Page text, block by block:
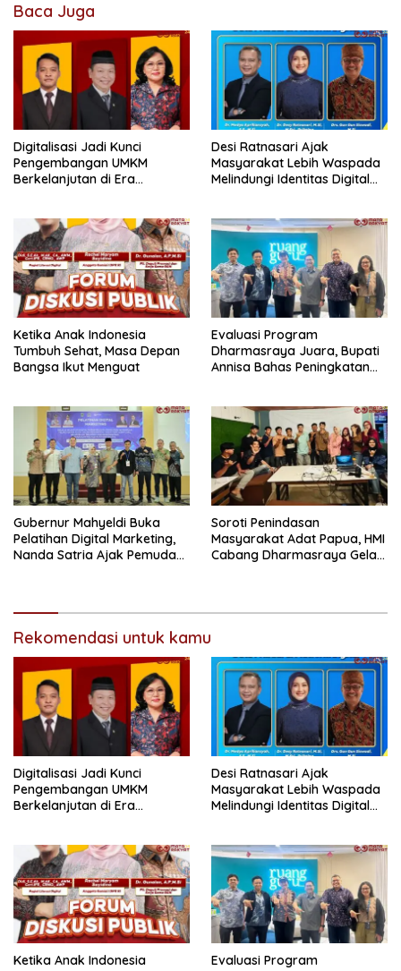
Baca Juga
Digitalisasi Jadi Kunci
Pengembangan UMKM
Berkelanjutan di Era
Desi Ratnasari Ajak
Masyarakat Lebih Waspada
Melindungi Identitas Digital
Ketika Anak Indonesia
Tumbuh Sehat, Masa Depan
Bangsa Ikut Menguat
Evaluasi Program
Dharmasraya Juara, Bupati
Annisa Bahas Peningkatan
Gubernur Mahyeldi Buka
Pelatihan Digital Marketing,
Nanda Satria Ajak Pemuda
Soroti Penindasan
Masyarakat Adat Papua, HMI
Cabang Dharmasraya Gelar
Rekomendasi untuk kamu
Digitalisasi Jadi Kunci
Pengembangan UMKM
Berkelanjutan di Era
Desi Ratnasari Ajak
Masyarakat Lebih Waspada
Melindungi Identitas Digital
Ketika Anak Indonesia
Evaluasi Program